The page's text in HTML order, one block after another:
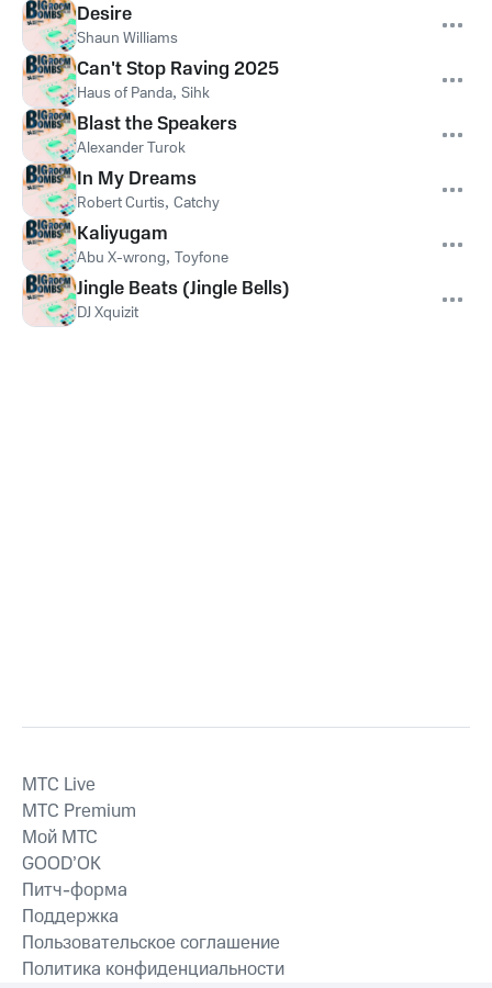
Desire
Shaun Williams
Can't Stop Raving 2025
Haus of Panda, Sihk
Blast the Speakers
Alexander Turok
In My Dreams
Robert Curtis, Catchy
Kaliyugam
Abu X-wrong, Toyfone
Jingle Beats (Jingle Bells)
DJ Xquizit
MTС Live
MTС Premium
Мой МТС
GOOD’OK
Питч-форма
Поддержка
Пользовательское соглашение
Политика конфиденциальности